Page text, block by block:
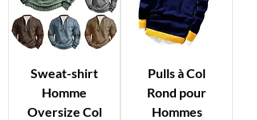
Sweat-shirt
Homme
Oversize Col
Pulls à Col
Rond pour
Hommes